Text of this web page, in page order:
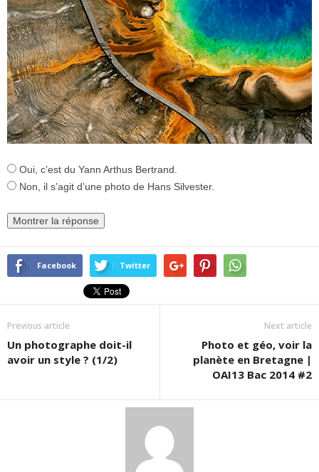
Oui, c’est du Yann Arthus Bertrand.
Non, il s’agit d’une photo de Hans Silvester.
Facebook Twitter
Previous article
Un photographe doit-il
avoir un style ? (1/2)
Next article
Photo et géo, voir la
planète en Bretagne |
OAI13 Bac 2014 #2